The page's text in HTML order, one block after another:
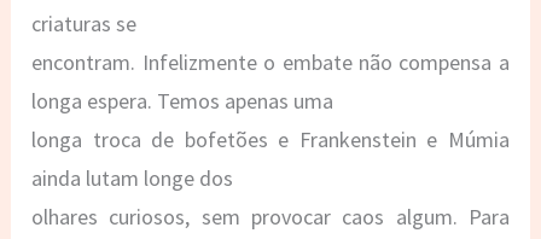
criaturas se
encontram. Infelizmente o embate não compensa a
longa espera. Temos apenas uma
longa troca de bofetões e Frankenstein e Múmia
ainda lutam longe dos
olhares curiosos, sem provocar caos algum. Para